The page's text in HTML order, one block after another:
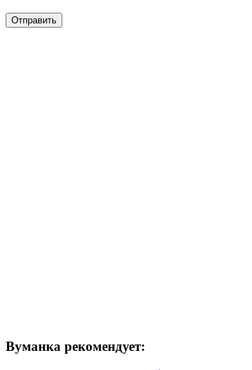
Вуманка рекомендует: